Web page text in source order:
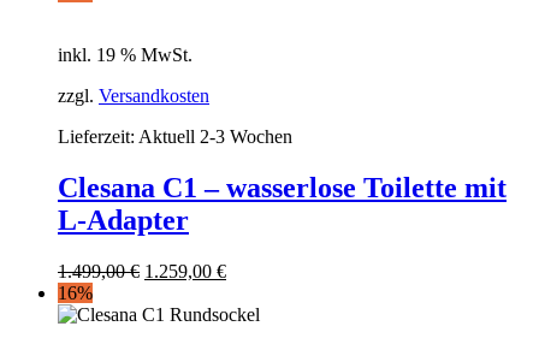
inkl. 19 % MwSt.
zzgl. Versandkosten
Lieferzeit: Aktuell 2-3 Wochen
Clesana C1 – wasserlose Toilette mit
L-Adapter
1.499,00€ 1.259,00 €
16%